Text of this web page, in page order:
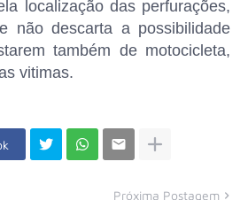
localização das perfurações,
não descarta a possibilidade
também de motocicleta,
vitimas.
Próxima Postagem